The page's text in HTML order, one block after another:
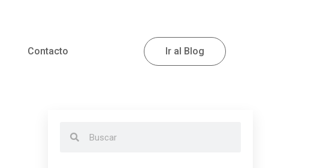
Contacto Ir al Blog